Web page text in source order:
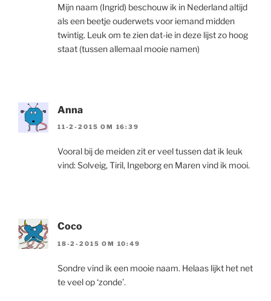
Mijn naam (Ingrid) beschouw ik in Nederland altijd
als een beetje ouderwets voor iemand midden
twintig. Leuk om te zien dat-ie in deze lijst zo hoog
staat (tussen allemaal mooie namen)
Anna
11-2-2015 OM 16:39
Vooral bij de meiden zit er veel tussen dat ik leuk
vind: Solveig, Tiril, Ingeborg en Maren vind ik mooi.
Coco
18-2-2015 OM 10:49
Sondre vind ik een mooie naam. Helaas lijkt het net
te veel op ‘zonde’.